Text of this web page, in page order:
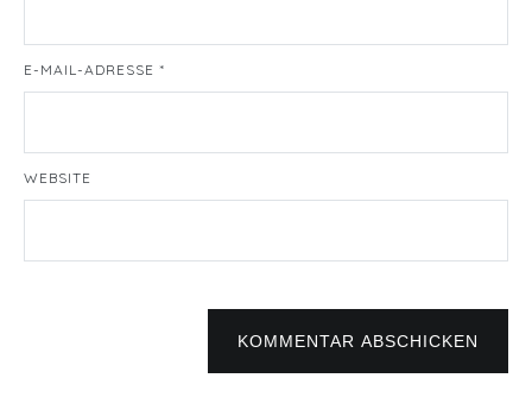
E-MAIL-ADRESSE *
WEBSITE
KOMMENTAR ABSCHICKEN